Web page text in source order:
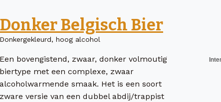
Donker Belgisch Bier
Donkergekleurd, hoog alcohol
Een bovengistend, zwaar, donker volmoutig
biertype met een complexe, zwaar
alcoholwarmende smaak. Het is een soort
zware versie van een dubbel abdij/trappist